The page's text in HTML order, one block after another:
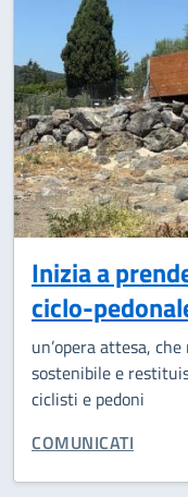
Inizia a
ciclo-
un’opera attesa,
sostenibile e
ciclisti e pedoni
CATEGORIA
COMUNICATI